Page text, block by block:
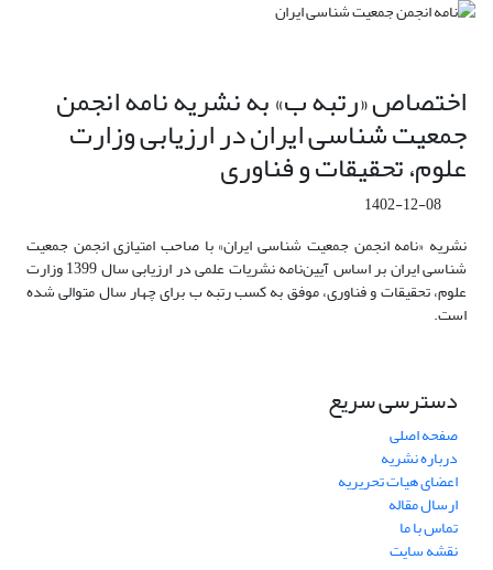
اختصاص «رتبه ب» به نشریه نامه انجمن
جمعیت شناسی ایران در ارزیابی وزارت
علوم، تحقیقات و فناوری
1402-12-08
نشریه «نامه انجمن جمعیت شناسی ایران» با صاحب امتیازی انجمن جمعیت
شناسی ایران بر اساس آیین‌نامه نشریات علمی در ارزیابی سال 1399 وزارت
علوم، تحقیقات و فناوری، موفق به کسب رتبه ب برای چهار سال متوالی شده
است.
دسترسی سریع
صفحه اصلی
درباره نشریه
اعضای هیات تحریریه
ارسال مقاله
تماس با ما
نقشه سایت